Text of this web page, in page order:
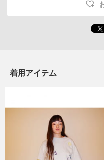
着用アイテム